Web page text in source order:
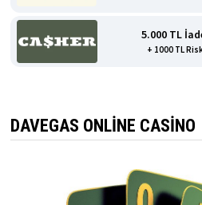
5.000 TL
+ 1000 TL
DAVEGAS ONLINE CASINO